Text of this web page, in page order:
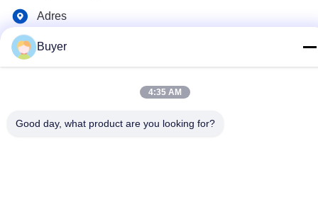
Adres
District, Shenzhen, China
Privacybeleid|Sitemap
2023-2026 Shenzhen Meigaolan Electronic Instrument Co. Ltd
Buyer
4:35 AM
Good day, what product are you looking for?